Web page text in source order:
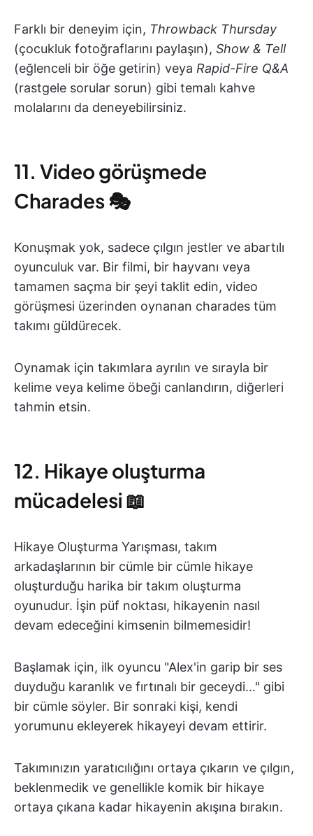
Farklı bir deneyim için, Throwback Thursday
(çocukluk fotoğraflarını paylaşın), Show & Tell
(eğlenceli bir öğe getirin) veya Rapid-Fire Q&A
(rastgele sorular sorun) gibi temalı kahve
molalarını da deneyebilirsiniz.
11. Video görüşmede
Charades 🎭
Konuşmak yok, sadece çılgın jestler ve abartılı
oyunculuk var. Bir filmi, bir hayvanı veya
tamamen saçma bir şeyi taklit edin, video
görüşmesi üzerinden oynanan charades tüm
takımı güldürecek.
Oynamak için takımlara ayrılın ve sırayla bir
kelime veya kelime öbeği canlandırın, diğerleri
tahmin etsin.
12. Hikaye oluşturma
mücadelesi 📖
Hikaye Oluşturma Yarışması, takım
arkadaşlarının bir cümle bir cümle hikaye
oluşturduğu harika bir takım oluşturma
oyunudur. İşin püf noktası, hikayenin nasıl
devam edeceğini kimsenin bilmemesidir!
Başlamak için, ilk oyuncu "Alex'in garip bir ses
duyduğu karanlık ve fırtınalı bir geceydi..." gibi
bir cümle söyler. Bir sonraki kişi, kendi
yorumunu ekleyerek hikayeyi devam ettirir.
Takımınızın yaratıcılığını ortaya çıkarın ve çılgın,
beklenmedik ve genellikle komik bir hikaye
ortaya çıkana kadar hikayenin akışına bırakın.